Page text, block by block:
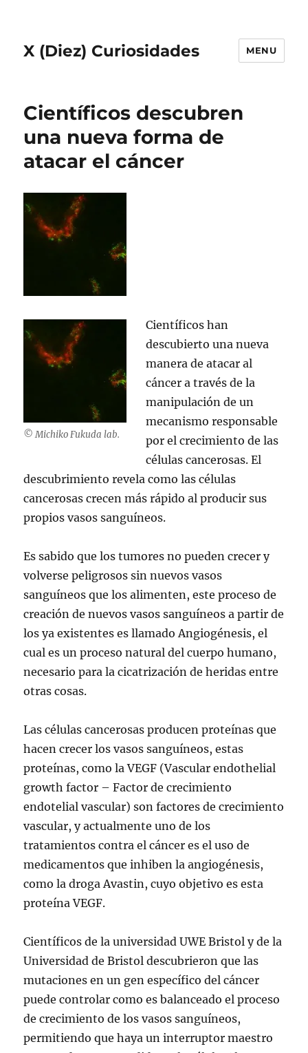
X (Diez) Curiosidades MENU
Científicos descubren
una nueva forma de
atacar el cáncer
© Michiko Fukuda lab.
Científicos han
descubierto una nueva
manera de atacar al
cáncer a través de la
manipulación de un
mecanismo responsable
por el crecimiento de las
células cancerosas. El
descubrimiento revela como las células
cancerosas crecen más rápido al producir sus
propios vasos sanguíneos.
Es sabido que los tumores no pueden crecer y
volverse peligrosos sin nuevos vasos
sanguíneos que los alimenten, este proceso de
creación de nuevos vasos sanguíneos a partir de
los ya existentes es llamado Angiogénesis, el
cual es un proceso natural del cuerpo humano,
necesario para la cicatrización de heridas entre
otras cosas.
Las células cancerosas producen proteínas que
hacen crecer los vasos sanguíneos, estas
proteínas, como la VEGF (Vascular endothelial
growth factor – Factor de crecimiento
endotelial vascular) son factores de crecimiento
vascular, y actualmente uno de los
tratamientos contra el cáncer es el uso de
medicamentos que inhiben la angiogénesis,
como la droga Avastin, cuyo objetivo es esta
proteína VEGF.
Científicos de la universidad UWE Bristol y de la
Universidad de Bristol descubrieron que las
mutaciones en un gen específico del cáncer
puede controlar como es balanceado el proceso
de crecimiento de los vasos sanguíneos,
permitiendo que haya un interruptor maestro